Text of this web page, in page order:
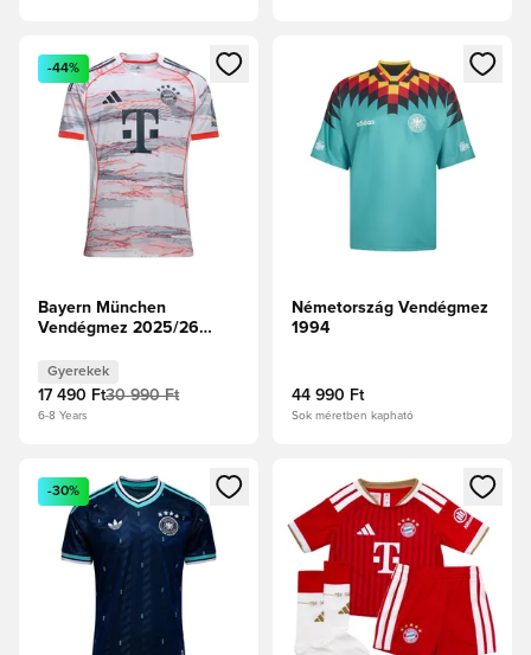
Megnyit egy modált a bejelentkezéshez vagy a tagként
-44%
Bayern München
Vendégmez 2025/26
Gyerekek
17 490 Ft30 990 Ft
6-8 Years
Megnyit egy modált a
Németország Vendégmez
1994
44 990 Ft
Sok méretben kapható
Megnyit egy modált a bejelentkezéshez vagy a tagként
-30%
Megnyit egy modált a